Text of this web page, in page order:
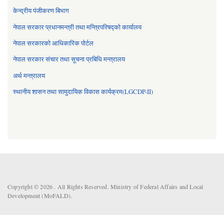
केन्द्रीय पंजीकरण बिभाग
नेपाल सरकार प्रधानमन्त्री तथा मन्त्रिपरिषद्को कार्यालय
नेपाल सरकारको आधिकारिक पोर्टल
नेपाल सरकार संचार तथा सूचना प्रबिधि मन्त्रालय
अर्थ मन्त्रालय
स्थानीय शासन तथा सामुदायिक विकास कार्यक्रम(LGCDP-II)
Copyright © 2026 . All Rights Reserved. Ministry of Federal Affairs and Local
Development (MoFALD).